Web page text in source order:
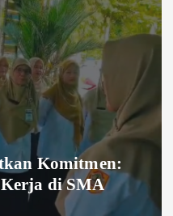
Berita Sekolah
Jejak Amal di Pagi
Kajian Pagi
Bersama Idulfitri di
Purworejo